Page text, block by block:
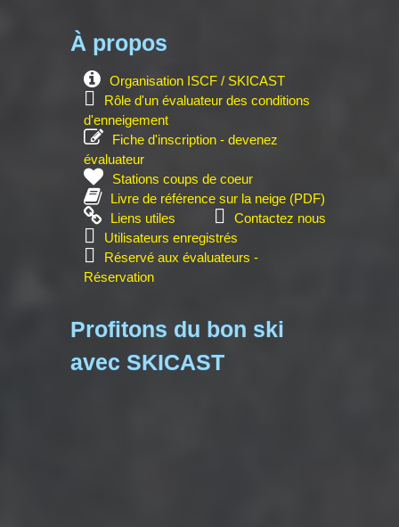
À propos
Organisation ISCF / SKICAST
Rôle d'un évaluateur des conditions
d'enneigement
Fiche d'inscription - devenez
évaluateur
Stations coups de coeur
Livre de référence sur la neige (PDF)
Liens utiles
Contactez nous
Utilisateurs enregistrés
Réservé aux évaluateurs -
Réservation
Profitons du bon ski
avec SKICAST